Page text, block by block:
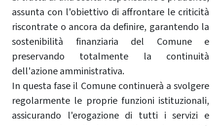
assunta con l'obiettivo di affrontare le criticità
riscontrate o ancora da definire, garantendo la
sostenibilità finanziaria del Comune e
preservando totalmente la continuità
dell'azione amministrativa.
In questa fase il Comune continuerà a svolgere
regolarmente le proprie funzioni istituzionali,
assicurando l'erogazione di tutti i servizi e